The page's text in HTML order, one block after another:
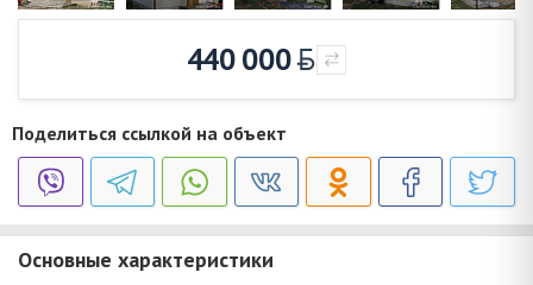
440 000
Поделиться ссылкой на объект
Основные характеристики